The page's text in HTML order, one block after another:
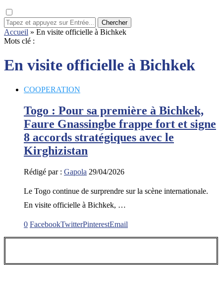
Chercher
Accueil » En visite officielle à Bichkek
Mots clé :
En visite officielle à Bichkek
COOPERATION
Togo : Pour sa première à Bichkek,
Faure Gnassingbe frappe fort et signe
8 accords stratégiques avec le
Kirghizistan
Rédigé par : Gapola 29/04/2026
Le Togo continue de surprendre sur la scène internationale.
En visite officielle à Bichkek, …
0 FacebookTwitterPinterestEmail